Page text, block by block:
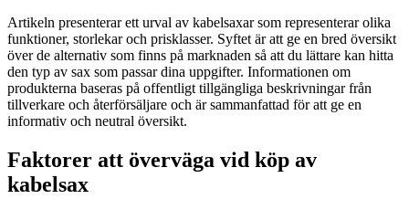
Artikeln presenterar ett urval av kabelsaxar som representerar olika
funktioner, storlekar och prisklasser. Syftet är att ge en bred översikt
över de alternativ som finns på marknaden så att du lättare kan hitta
den typ av sax som passar dina uppgifter. Informationen om
produkterna baseras på offentligt tillgängliga beskrivningar från
tillverkare och återförsäljare och är sammanfattad för att ge en
informativ och neutral översikt.
Faktorer att överväga vid köp av
kabelsax